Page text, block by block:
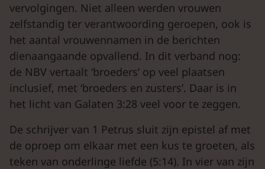
vervolgingen. Niet alleen werden vrouwen
zelfstandig ter verantwoording geroepen, ook is
het aantal vrouwennamen in de berichten
dienaangaande opvallend. In dit verband nog:
de NBV vertaalt ‘broeders’ op veel plaatsen
inclusief, met ‘broeders en zusters’. Daar is in
het licht van Galaten 3:28 veel voor te zeggen.
De schrijver van 1 Petrus sluit zijn epistel af met
de oproep om elkaar met een kus te groeten, als
teken van onderlinge liefde (5:14). In vier van zijn